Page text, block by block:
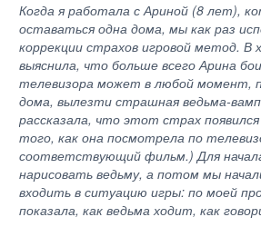
Когда я работала с Ариной (8 лет),
оставаться одна дома, мы как раз
коррекции страхов игровой метод. В
выяснила, что больше всего Арина
телевизора может в любой момент,
дома, вылезти страшная ведьма-
рассказала, что этот страх
того, как она посмотрела по
соответствующий фильм.) Для
нарисовать ведьму, а потом мы
входить в ситуацию игры: по моей
показала, как ведьма ходит, как